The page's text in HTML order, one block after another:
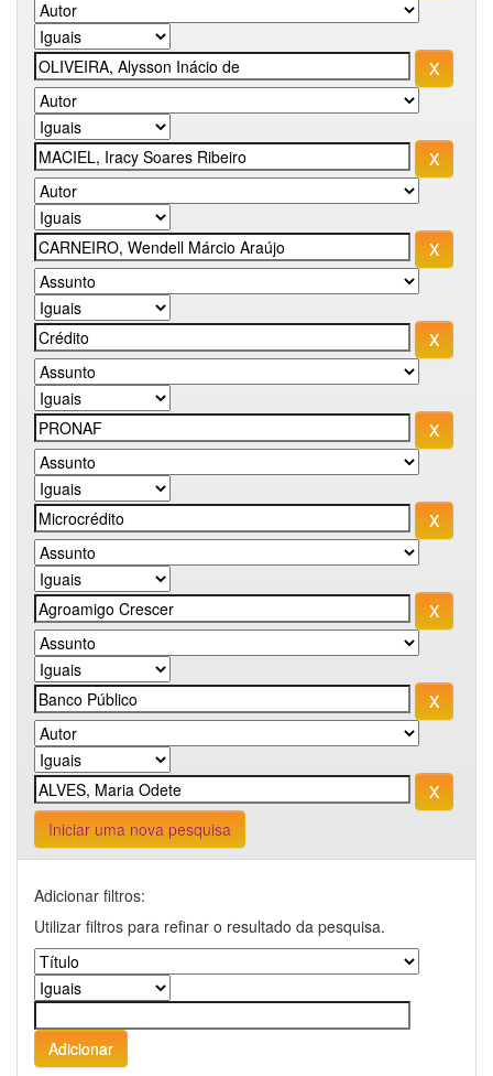
Iniciar uma nova pesquisa
Adicionar filtros:
Utilizar filtros para refinar o resultado da pesquisa.